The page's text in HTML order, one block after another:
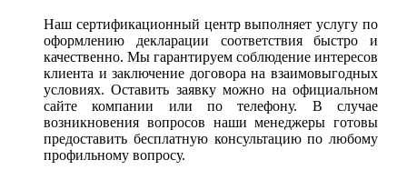
Наш сертификационный центр выполняет услугу по
оформлению декларации соответствия быстро и
качественно. Мы гарантируем соблюдение интересов
клиента и заключение договора на взаимовыгодных
условиях. Оставить заявку можно на официальном
сайте компании или по телефону. В случае
возникновения вопросов наши менеджеры готовы
предоставить бесплатную консультацию по любому
профильному вопросу.